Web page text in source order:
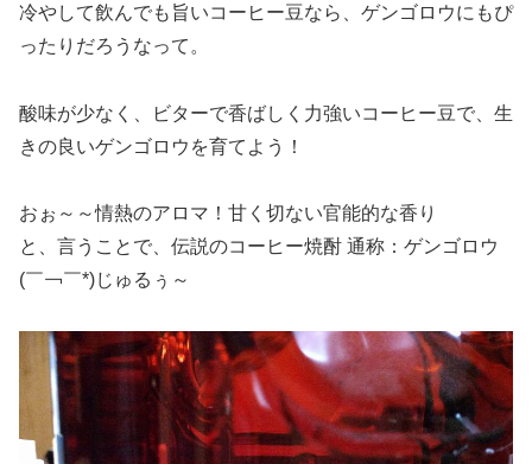
冷やして飲んでも旨いコーヒー豆なら、ゲンゴロウにもぴ
ったりだろうなって。
酸味が少なく、ビターで香ばしく力強いコーヒー豆で、生
きの良いゲンゴロウを育てよう！
おぉ～～情熱のアロマ！甘く切ない官能的な香り
と、言うことで、伝説のコーヒー焼酎 通称：ゲンゴロウ
(￣￢￣*)じゅるぅ～